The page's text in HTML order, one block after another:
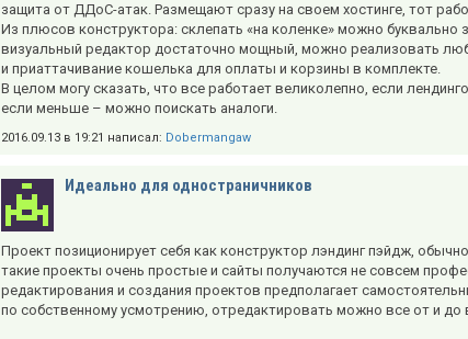
защита от ДДоС-атак. Размещают сразу на своем хостинге, тот
Из плюсов конструктора: склепать «на коленке» можно
визуальный редактор достаточно мощный, можно реализовать
и приаттачивание кошелька для оплаты и корзины в комплекте.
В целом могу сказать, что все работает великолепно, если
если меньше – можно поискать аналоги.
2016.09.13 в 19:21 написал: Dobermangaw
Идеально для одностраничников
Проект позиционирует себя как конструктор лэндинг пэйдж,
такие проекты очень простые и сайты получаются не совсем
редактирования и создания проектов предполагает
по собственному усмотрению, отредактировать можно все от и